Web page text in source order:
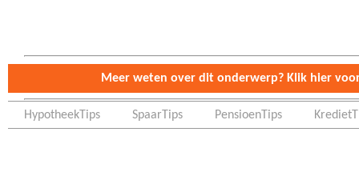
De woordenlijst is nog onder
Meer weten over dit onderwerp? Klik hier
HypotheekTips SpaarTips PensioenTips